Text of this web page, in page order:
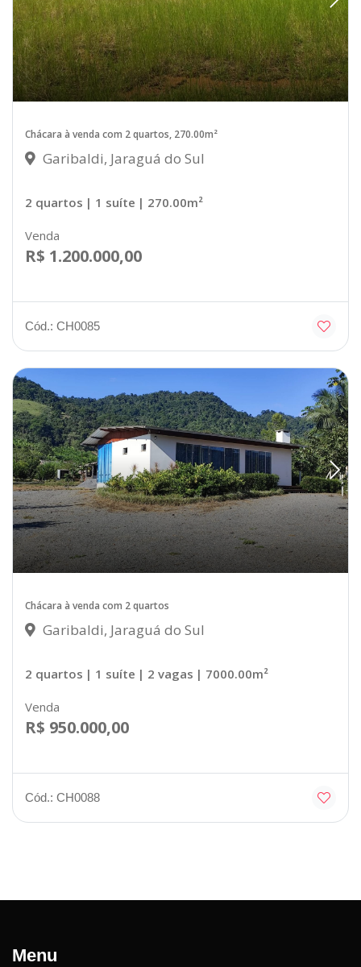
Chácara à venda com 2 quartos, 270.00m²
Garibaldi, Jaraguá do Sul
2 quartos | 1 suíte | 270.00m²
Venda
R$ 1.200.000,00
Cód.: CH0085
Chácara à venda com 2 quartos
Garibaldi, Jaraguá do Sul
2 quartos | 1 suíte | 2 vagas | 7000.00m²
Venda
R$ 950.000,00
Cód.: CH0088
Menu